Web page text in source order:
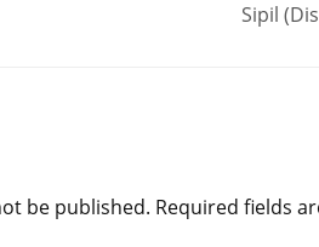
Sipil
be published. Required fields